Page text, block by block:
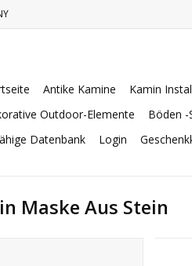
Antike Kamine Kamin
Outdoor-Elemente
Böden
Datenbank
Login
Maske Aus Stein